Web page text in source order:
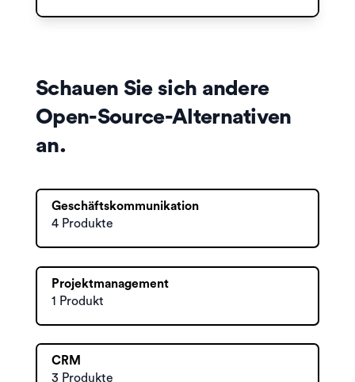
Schauen Sie sich andere
Open-Source-Alternativen
an.
Geschäftskommunikation
4 Produkte
Projektmanagement
1 Produkt
CRM
3 Produkte